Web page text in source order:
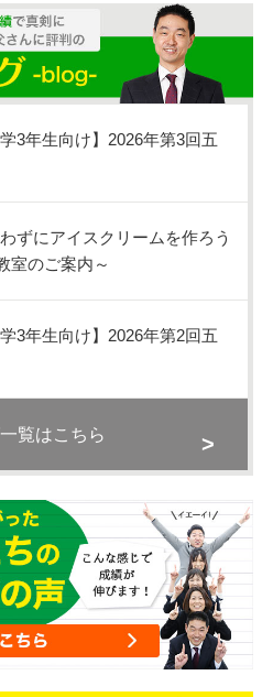
学3年生向け】2026年第3回五
ずにアイスクリームを作ろう
室のご案内～
学3年生向け】2026年第2回五
覧はこちら